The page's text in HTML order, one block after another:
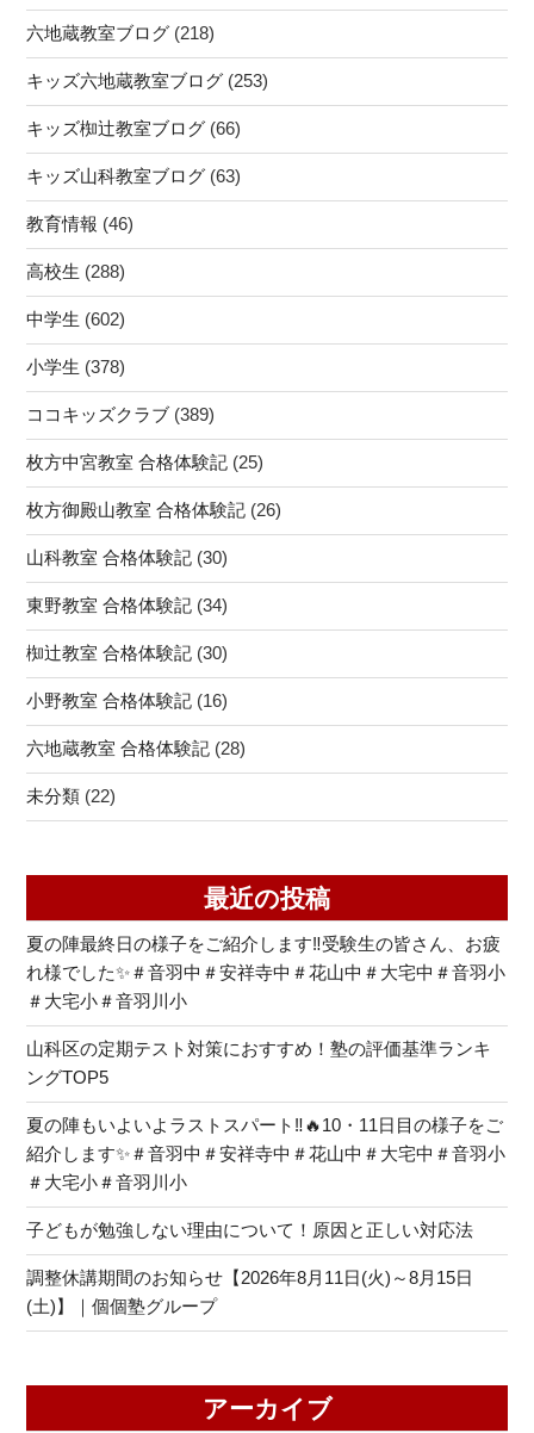
花
山
中
＃
大
宅
中
＃
山
科
中
＃
大
塚
小
＃
音
羽
川
小
＃
音
羽
小
＃
山
階
南
小”
六地蔵教室ブログ (218)
キッズ六地蔵教室ブログ (253)
キッズ椥辻教室ブログ (66)
キッズ山科教室ブログ (63)
教育情報 (46)
高校生 (288)
中学生 (602)
小学生 (378)
ココキッズクラブ (389)
枚方中宮教室 合格体験記 (25)
枚方御殿山教室 合格体験記 (26)
山科教室 合格体験記 (30)
東野教室 合格体験記 (34)
椥辻教室 合格体験記 (30)
小野教室 合格体験記 (16)
六地蔵教室 合格体験記 (28)
未分類 (22)
最近の投稿
夏の陣最終日の様子をご紹介します‼受験生の皆さん、お疲
れ様でした✨＃音羽中＃安祥寺中＃花山中＃大宅中＃音羽小
＃大宅小＃音羽川小
山科区の定期テスト対策におすすめ！塾の評価基準ランキ
ングTOP5
夏の陣もいよいよラストスパート‼🔥10・11日目の様子をご
紹介します✨＃音羽中＃安祥寺中＃花山中＃大宅中＃音羽小
＃大宅小＃音羽川小
子どもが勉強しない理由について！原因と正しい対応法
調整休講期間のお知らせ【2026年8月11日(火)～8月15日
(土)】｜個個塾グループ
アーカイブ